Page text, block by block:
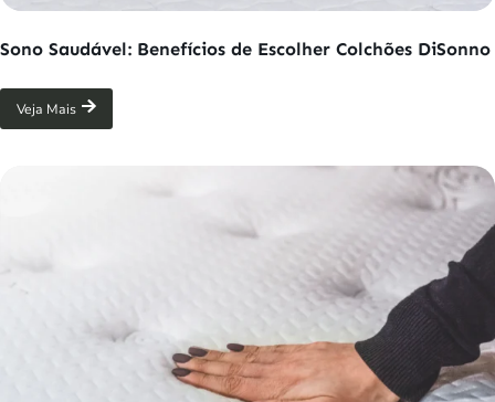
Sono Saudável: Benefícios de Escolher Colchões DiSonno
Veja Mais